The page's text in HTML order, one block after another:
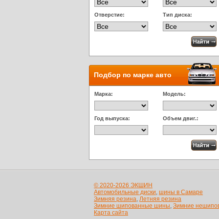
Отверстие: Тип диска:
Подбор по марке авто
Марка: Модель:
Год выпуска: Объем двиг.:
© 2020-2026 ЭКШИН
Автомобильные диски, шины в Самаре
Зимняя резина, Летняя резина
Зимние шипованные шины, Зимние
Карта сайта